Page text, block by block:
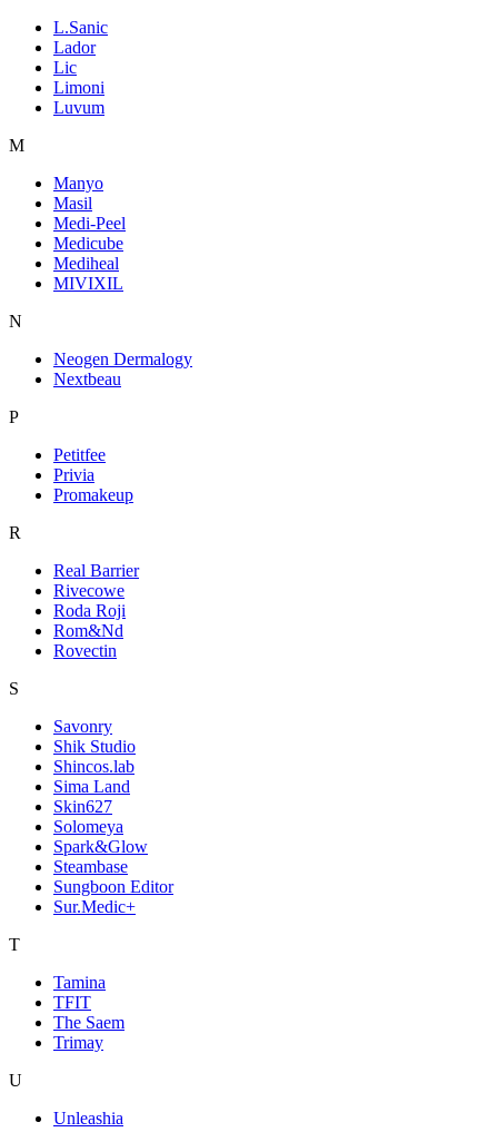
L.Sanic
Lador
Lic
Limoni
Luvum
M
Manyo
Masil
Medi-Peel
Medicube
Mediheal
MIVIXIL
N
Neogen Dermalogy
Nextbeau
P
Petitfee
Privia
Promakeup
R
Real Barrier
Rivecowe
Roda Roji
Rom&Nd
Rovectin
S
Savonry
Shik Studio
Shincos.lab
Sima Land
Skin627
Solomeya
Spark&Glow
Steambase
Sungboon Editor
Sur.Medic+
T
Tamina
TFIT
The Saem
Trimay
U
Unleashia